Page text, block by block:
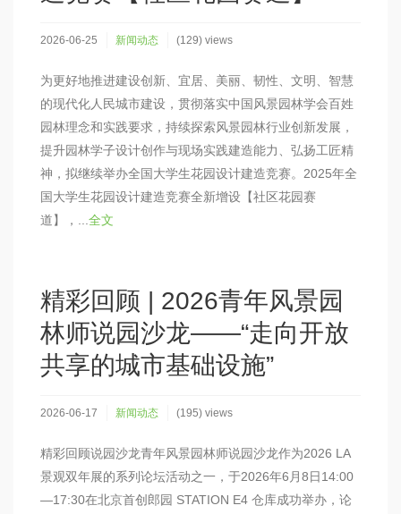
2026-06-25 新闻动态 (129) views
为更好地推进建设创新、宜居、美丽、韧性、文明、智慧
的现代化人民城市建设，贯彻落实中国风景园林学会百姓
园林理念和实践要求，持续探索风景园林行业创新发展，
提升园林学子设计创作与现场实践建造能力、弘扬工匠精
神，拟继续举办全国大学生花园设计建造竞赛。2025年全
国大学生花园设计建造竞赛全新增设【社区花园赛
道】，... 全文
精彩回顾 | 2026青年风景园
林师说园沙龙——“走向开放
共享的城市基础设施”
2026-06-17 新闻动态 (195) views
精彩回顾说园沙龙青年风景园林师说园沙龙作为2026 LA
景观双年展的系列论坛活动之一，于2026年6月8日14:00
—17:30在北京首创郎园 STATION E4 仓库成功举办，论